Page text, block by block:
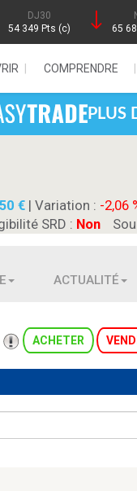
DJ30
54 349 Pts (c)
65
COMPRENDRE
PLUS
| Variation : -2,06
SRD : Non
ACTUALITÉ
ACHETER